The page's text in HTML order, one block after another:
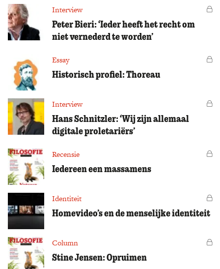
Interview
Peter Bieri: ‘Ieder heeft het recht om
niet vernederd te worden’
Essay
Historisch profiel: Thoreau
Interview
Hans Schnitzler: ‘Wij zijn allemaal
digitale proletariërs’
Recensie
Iedereen een massamens
Identiteit
Homevideo’s en de menselijke identiteit
Column
Stine Jensen: Opruimen